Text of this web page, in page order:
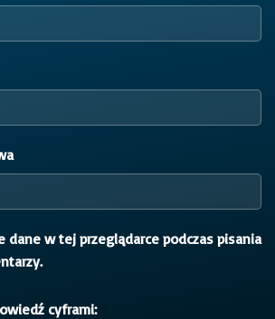
dane w tej przeglądarce podczas pisania
cyframi: